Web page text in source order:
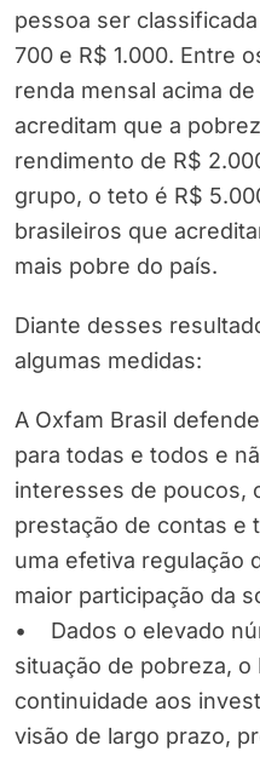
pessoa ser
700 e R$ 1.000. Entre
renda mensal acima
acreditam que a
rendimento de R$
grupo, o teto é R$
brasileiros que
mais pobre do país.
Diante desses
algumas medidas:
A Oxfam Brasil
para todas e todos e
interesses de poucos,
prestação de contas e
uma efetiva regulação
maior participação da
• Dados o elevado
situação de pobreza, o
continuidade aos
visão de largo prazo,